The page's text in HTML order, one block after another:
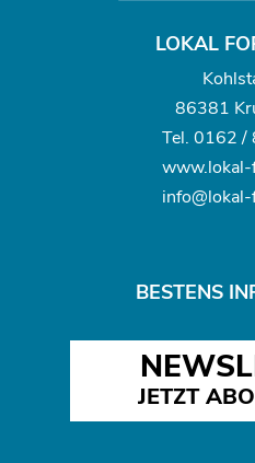
LOKAL
86381
Tel. 0162 /
www.
BESTENS
JETZT